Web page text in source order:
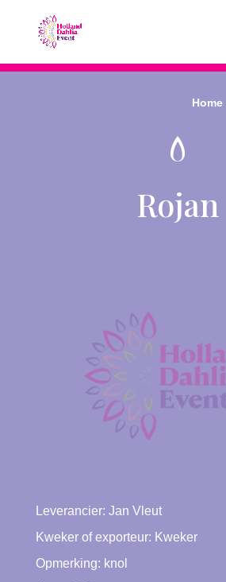
Home
Rojan
Leverancier: Jan Vleut
Kweker of exporteur: Kweker
Opmerking: knol